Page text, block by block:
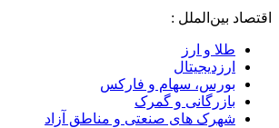
اقتصاد بین‌الملل :
طلا و ارز
ارزدیجیتال
بورس، سهام و فارکس
بازرگانی و گمرک
شهرک های صنعتی و مناطق آزاد